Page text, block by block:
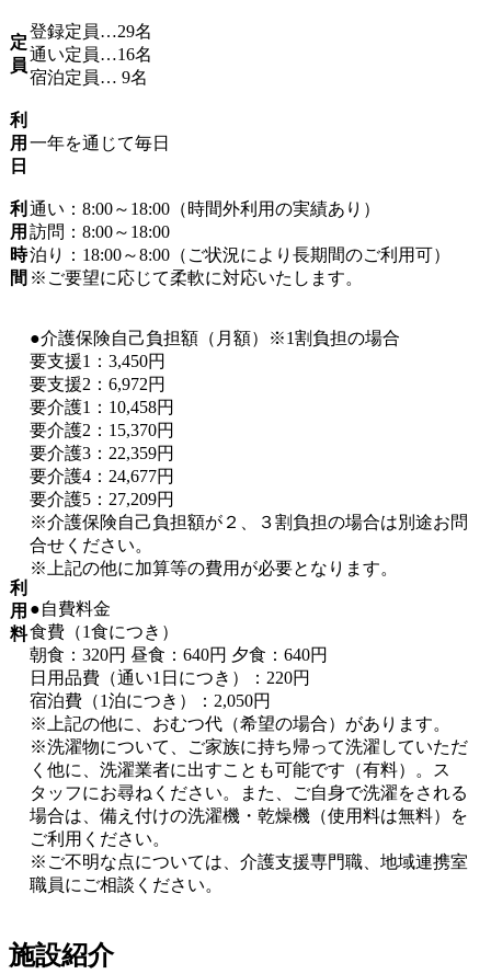
定
員
登録定員…29名
通い定員…16名
宿泊定員… 9名
利
用
日
一年を通じて毎日
利
用
時
間
通い：8:00～18:00（時間外利用の実績あり）
訪問：8:00～18:00
泊り：18:00～8:00（ご状況により長期間のご利用可）
※ご要望に応じて柔軟に対応いたします。
利
用
料
●介護保険自己負担額（月額）※1割負担の場合
要支援1：3,450円
要支援2：6,972円
要介護1：10,458円
要介護2：15,370円
要介護3：22,359円
要介護4：24,677円
要介護5：27,209円
※介護保険自己負担額が２、３割負担の場合は別途お問
合せください。
※上記の他に加算等の費用が必要となります。
●自費料金
食費（1食につき）
朝食：320円 昼食：640円 夕食：640円
日用品費（通い1日につき）：220円
宿泊費（1泊につき）：2,050円
※上記の他に、おむつ代（希望の場合）があります。
※洗濯物について、ご家族に持ち帰って洗濯していただ
く他に、洗濯業者に出すことも可能です（有料）。ス
タッフにお尋ねください。また、ご自身で洗濯をされる
場合は、備え付けの洗濯機・乾燥機（使用料は無料）を
ご利用ください。
※ご不明な点については、介護支援専門職、地域連携室
職員にご相談ください。
施設紹介